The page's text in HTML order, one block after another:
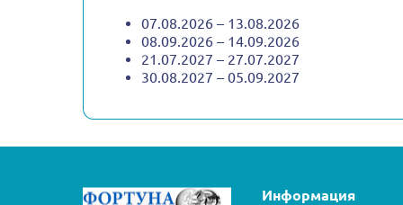
07.08.2026 – 13.08.2026
08.09.2026 – 14.09.2026
21.07.2027 – 27.07.2027
30.08.2027 – 05.09.2027
Информация